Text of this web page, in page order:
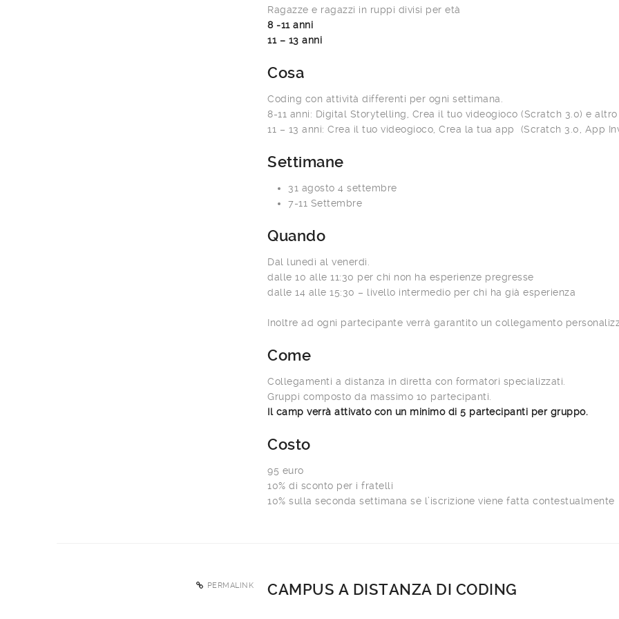
Ragazze e ragazzi in ruppi divisi per età
8 -11 anni
11 – 13 anni
Cosa
Coding con attività differenti per ogni settimana.
8-11 anni: Digital Storytelling, Crea il tuo videogioco (Scratch 3.0) e altro
11 – 13 anni: Crea il tuo videogioco, Crea la tua app (Scratch 3.0, App
Settimane
31 agosto 4 settembre
7-11 Settembre
Quando
Dal lunedì al venerdì.
dalle 10 alle 11:30 per chi non ha esperienze pregresse
dalle 14 alle 15:30 – livello intermedio per chi ha già esperienza
Inoltre ad ogni partecipante verrà garantito un collegamento
Come
Collegamenti a distanza in diretta con formatori specializzati.
Gruppi composto da massimo 10 partecipanti.
Il camp verrà attivato con un minimo di 5 partecipanti per gruppo.
Costo
95 euro
10% di sconto per i fratelli
10% sulla seconda settimana se l’iscrizione viene fatta contestualmente
PERMALINK CAMPUS A DISTANZA DI CODING